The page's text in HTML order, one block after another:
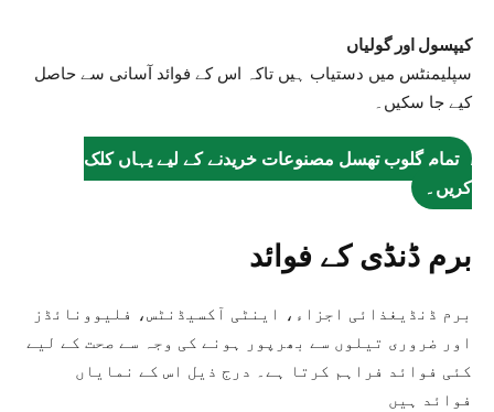
کیپسول اور گولیاں
سپلیمنٹس میں دستیاب ہیں تاکہ اس کے فوائد آسانی سے حاصل
کیے جا سکیں۔
تمام گلوب تھسل مصنوعات خریدنے کے لیے یہاں کلک
کریں۔
برم ڈنڈی کے فوائد
برم ڈنڈیغذائی اجزاء، اینٹی آکسیڈنٹس، فلیوونائڈز
اور ضروری تیلوں سے بھرپور ہونے کی وجہ سے صحت کے لیے
کئی فوائد فراہم کرتا ہے۔ درج ذیل اس کے نمایاں
فوائد ہیں